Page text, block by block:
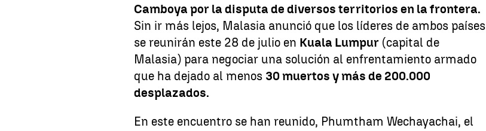
Camboya por la disputa de diversos territorios en la frontera.
Sin ir más lejos, Malasia anunció que los líderes de ambos países
se reunirán este 28 de julio en Kuala Lumpur (capital de
Malasia) para negociar una solución al enfrentamiento armado
que ha dejado al menos 30 muertos y más de 200.000
desplazados.
En este encuentro se han reunido, Phumtham Wechayachai, el